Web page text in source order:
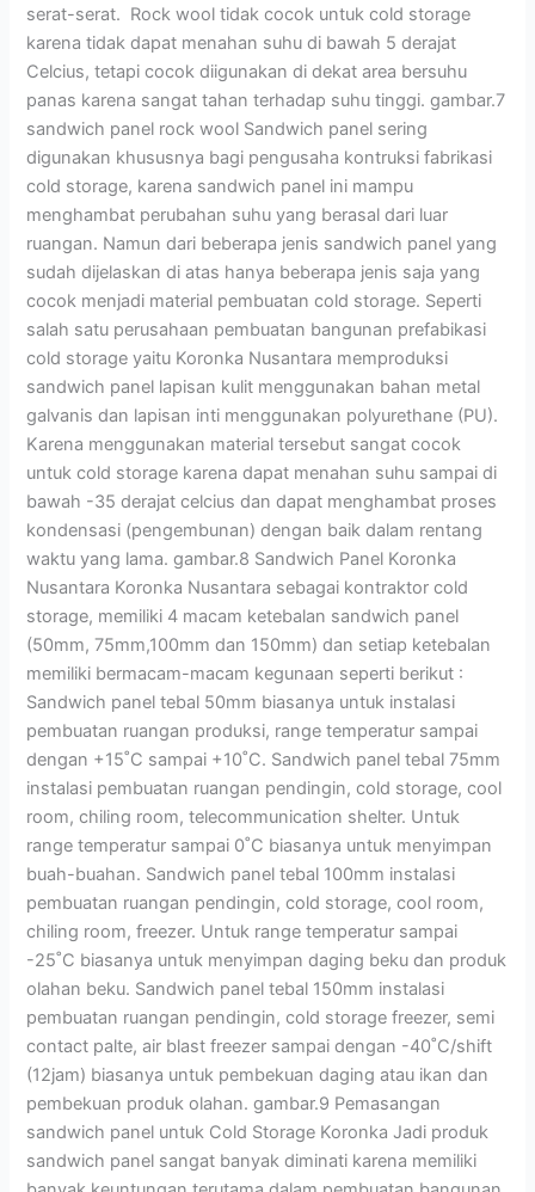
serat-serat. Rock wool tidak cocok untuk cold storage
karena tidak dapat menahan suhu di bawah 5 derajat
Celcius, tetapi cocok diigunakan di dekat area bersuhu
panas karena sangat tahan terhadap suhu tinggi. gambar.7
sandwich panel rock wool Sandwich panel sering
digunakan khususnya bagi pengusaha kontruksi fabrikasi
cold storage, karena sandwich panel ini mampu
menghambat perubahan suhu yang berasal dari luar
ruangan. Namun dari beberapa jenis sandwich panel yang
sudah dijelaskan di atas hanya beberapa jenis saja yang
cocok menjadi material pembuatan cold storage. Seperti
salah satu perusahaan pembuatan bangunan prefabikasi
cold storage yaitu Koronka Nusantara memproduksi
sandwich panel lapisan kulit menggunakan bahan metal
galvanis dan lapisan inti menggunakan polyurethane (PU).
Karena menggunakan material tersebut sangat cocok
untuk cold storage karena dapat menahan suhu sampai di
bawah -35 derajat celcius dan dapat menghambat proses
kondensasi (pengembunan) dengan baik dalam rentang
waktu yang lama. gambar.8 Sandwich Panel Koronka
Nusantara Koronka Nusantara sebagai kontraktor cold
storage, memiliki 4 macam ketebalan sandwich panel
(50mm, 75mm,100mm dan 150mm) dan setiap ketebalan
memiliki bermacam-macam kegunaan seperti berikut :
Sandwich panel tebal 50mm biasanya untuk instalasi
pembuatan ruangan produksi, range temperatur sampai
dengan +15˚C sampai +10˚C. Sandwich panel tebal 75mm
instalasi pembuatan ruangan pendingin, cold storage, cool
room, chiling room, telecommunication shelter. Untuk
range temperatur sampai 0˚C biasanya untuk menyimpan
buah-buahan. Sandwich panel tebal 100mm instalasi
pembuatan ruangan pendingin, cold storage, cool room,
chiling room, freezer. Untuk range temperatur sampai
-25˚C biasanya untuk menyimpan daging beku dan produk
olahan beku. Sandwich panel tebal 150mm instalasi
pembuatan ruangan pendingin, cold storage freezer, semi
contact palte, air blast freezer sampai dengan -40˚C/shift
(12jam) biasanya untuk pembekuan daging atau ikan dan
pembekuan produk olahan. gambar.9 Pemasangan
sandwich panel untuk Cold Storage Koronka Jadi produk
sandwich panel sangat banyak diminati karena memiliki